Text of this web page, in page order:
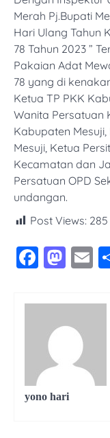
Merah Pj.Bupati
Hari Ulang Tahun
78 Tahun 2023 ”
Pakaian Adat
78 yang di
Ketua TP PKK
Wanita Persatuan
Kabupaten
Mesuji, Ketua
Kecamatan dan
Persatuan OPD
undangan.
Post Views: 285
yono hari